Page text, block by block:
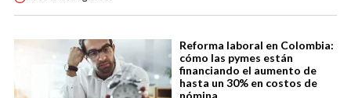
Reforma laboral en Colombia:
cómo las pymes están
financiando el aumento de
hasta un 30% en costos de
nómina